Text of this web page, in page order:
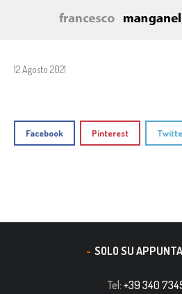
12 Agosto 2021
Facebook Pinterest
SOLO SU
Tel: +39 340